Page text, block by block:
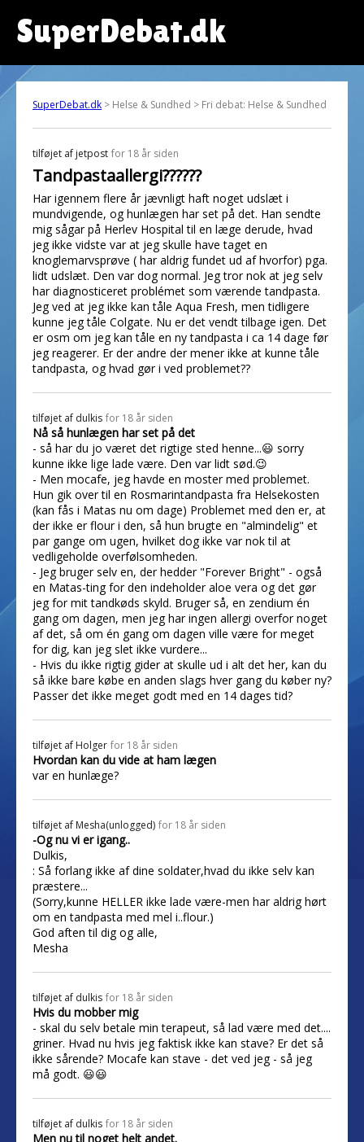
SuperDebat.dk
SuperDebat.dk > Helse & Sundhed > Fri debat: Helse & Sundhed
tilføjet af jetpost for 18 år siden
Tandpastaallergi??????
Har igennem flere år jævnligt haft noget udslæt i
mundvigende, og hunlægen har set på det. Han sendte
mig sågar på Herlev Hospital til en læge derude, hvad
jeg ikke vidste var at jeg skulle have taget en
knoglemarvsprøve ( har aldrig fundet ud af hvorfor) pga.
lidt udslæt. Den var dog normal. Jeg tror nok at jeg selv
har diagnosticeret problémet som værende tandpasta.
Jeg ved at jeg ikke kan tåle Aqua Fresh, men tidligere
kunne jeg tåle Colgate. Nu er det vendt tilbage igen. Det
er osm om jeg kan tåle en ny tandpasta i ca 14 dage før
jeg reagerer. Er der andre der mener ikke at kunne tåle
tandpasta, og hvad gør i ved problemet??
tilføjet af dulkis for 18 år siden
Nå så hunlægen har set på det
- så har du jo været det rigtige sted henne...😃 sorry
kunne ikke lige lade være. Den var lidt sød.😉
- Men mocafe, jeg havde en moster med problemet.
Hun gik over til en Rosmarintandpasta fra Helsekosten
(kan fås i Matas nu om dage) Problemet med den er, at
der ikke er flour i den, så hun brugte en "almindelig" et
par gange om ugen, hvilket dog ikke var nok til at
vedligeholde overfølsomheden.
- Jeg bruger selv en, der hedder "Forever Bright" - også
en Matas-ting for den indeholder aloe vera og det gør
jeg for mit tandkøds skyld. Bruger så, en zendium én
gang om dagen, men jeg har ingen allergi overfor noget
af det, så om én gang om dagen ville være for meget
for dig, kan jeg slet ikke vurdere...
- Hvis du ikke rigtig gider at skulle ud i alt det her, kan du
så ikke bare købe en anden slags hver gang du køber ny?
Passer det ikke meget godt med en 14 dages tid?
tilføjet af Holger for 18 år siden
Hvordan kan du vide at ham lægen
var en hunlæge?
tilføjet af Mesha(unlogged) for 18 år siden
-Og nu vi er igang..
Dulkis,
: Så forlang ikke af dine soldater,hvad du ikke selv kan
præstere...
(Sorry,kunne HELLER ikke lade være-men har aldrig hørt
om en tandpasta med mel i..flour.)
God aften til dig og alle,
Mesha
tilføjet af dulkis for 18 år siden
Hvis du mobber mig
- skal du selv betale min terapeut, så lad være med det....
griner. Hvad nu hvis jeg faktisk ikke kan stave? Er det så
ikke sårende? Mocafe kan stave - det ved jeg - så jeg
må godt. 😃😃
tilføjet af dulkis for 18 år siden
Men nu til noget helt andet.